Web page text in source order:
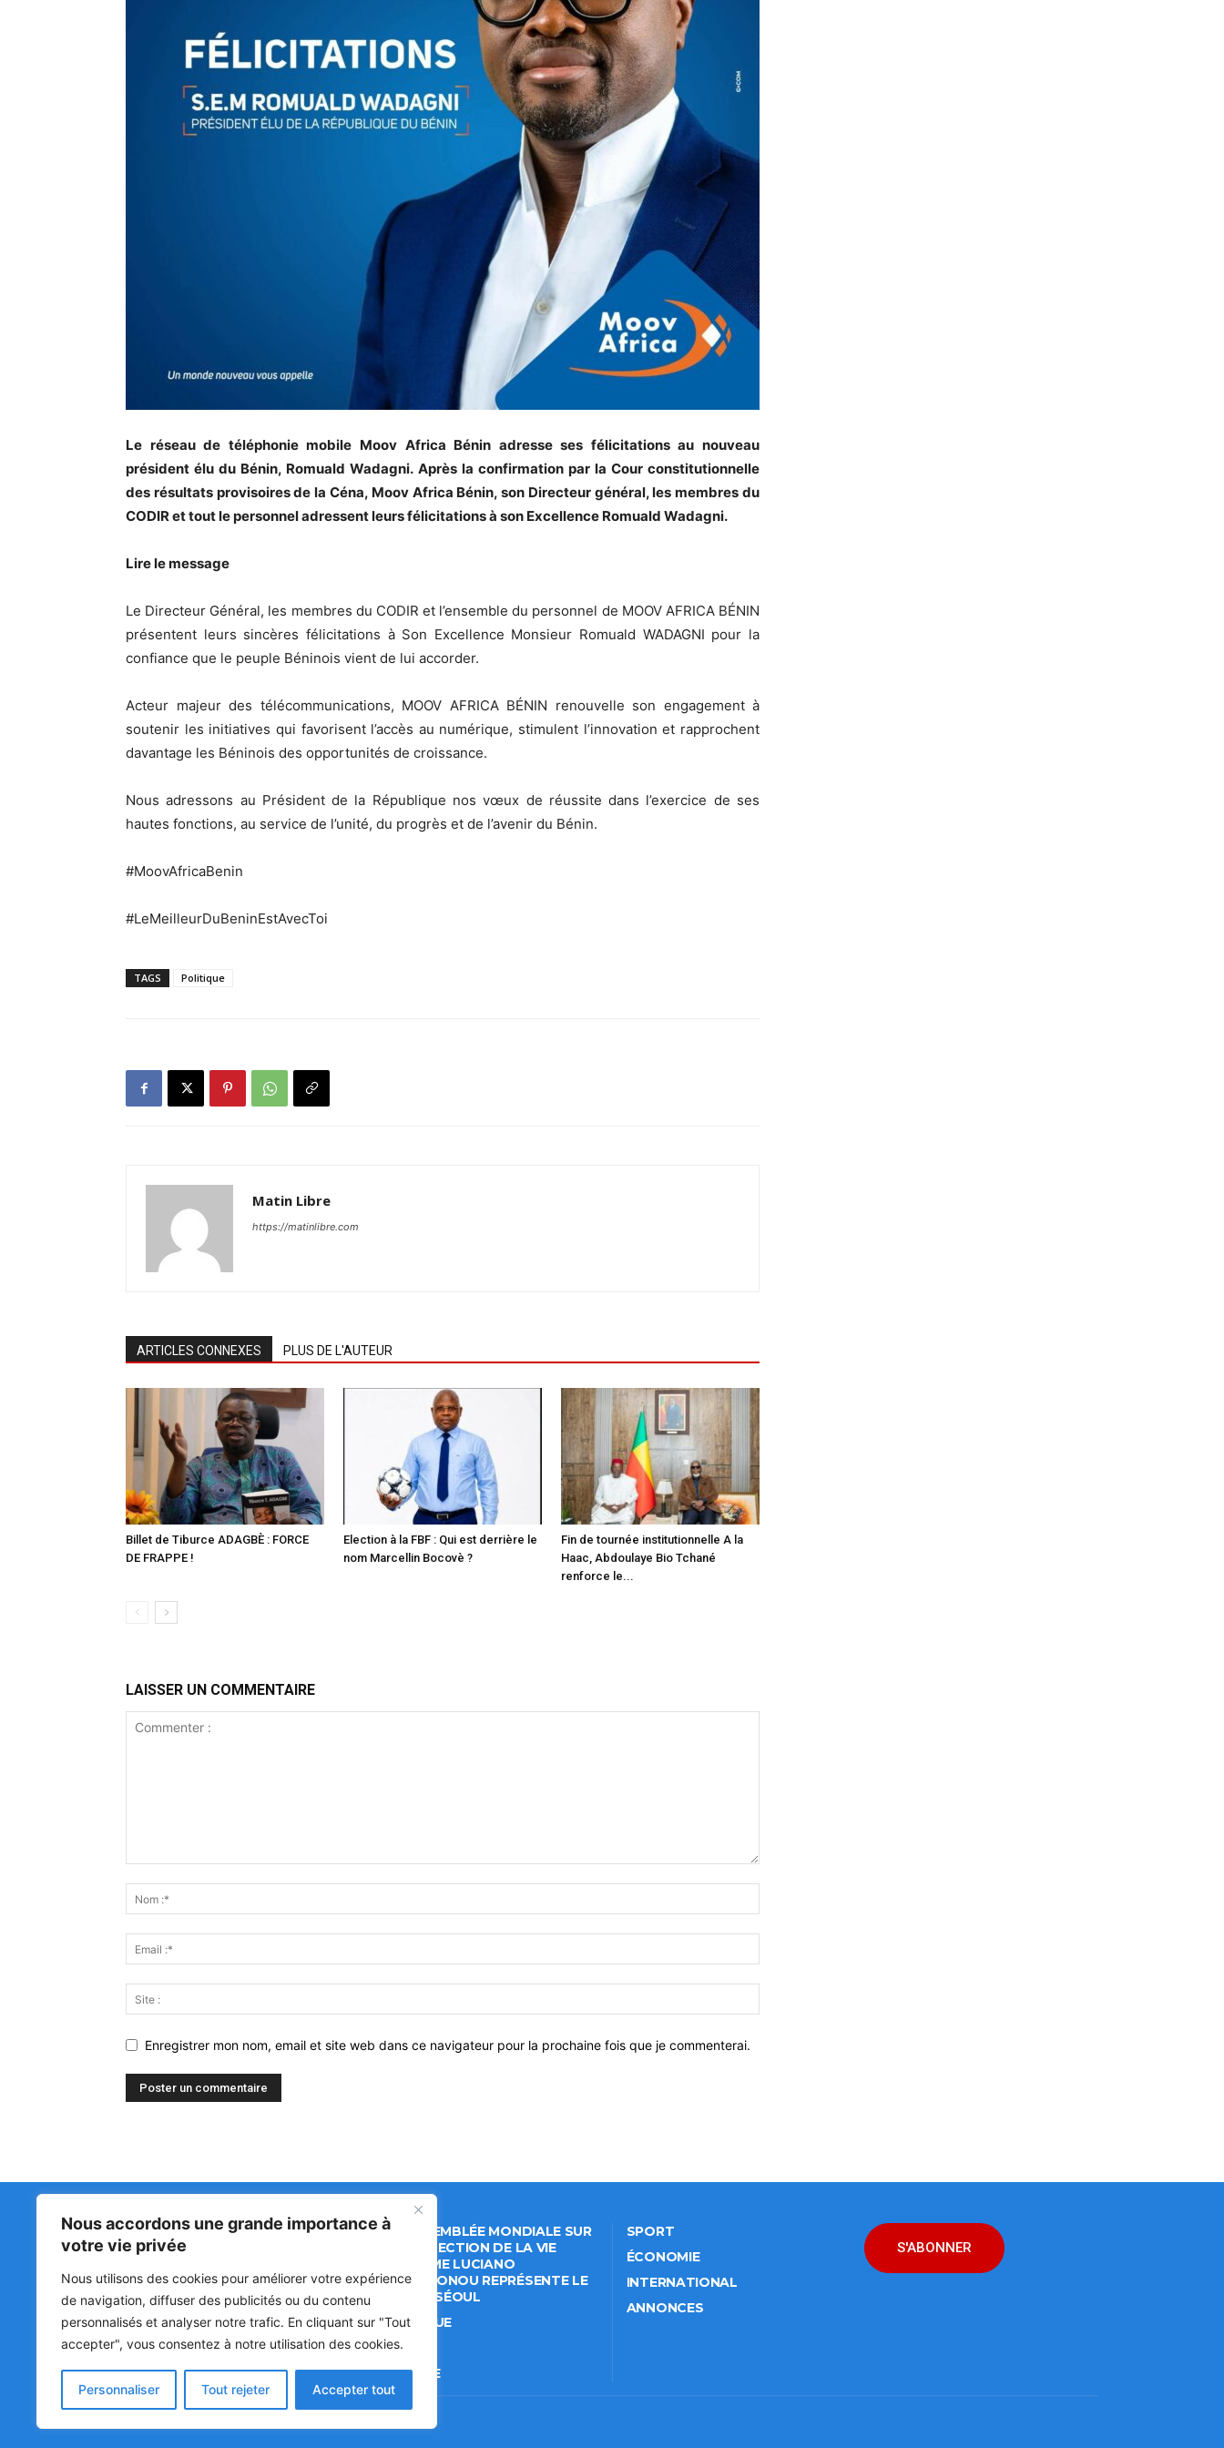
Nous accordons une grande importance à
votre vie privée
Nous utilisons des cookies pour améliorer votre expérience
de navigation, diffuser des publicités ou du contenu
personnalisés et analyser notre trafic. En cliquant sur "Tout
accepter", vous consentez à notre utilisation des cookies.
Personnaliser Tout rejeter Accepter tout
Le réseau de téléphonie mobile Moov Africa Bénin adresse ses félicitations au nouveau
président élu du Bénin, Romuald Wadagni. Après la confirmation par la Cour constitutionnelle
des résultats provisoires de la Céna, Moov Africa Bénin, son Directeur général, les membres du
CODIR et tout le personnel adressent leurs félicitations à son Excellence Romuald Wadagni.
Lire le message
Le Directeur Général, les membres du CODIR et l’ensemble du personnel de MOOV AFRICA BÉNIN
présentent leurs sincères félicitations à Son Excellence Monsieur Romuald WADAGNI pour la
confiance que le peuple Béninois vient de lui accorder.
Acteur majeur des télécommunications, MOOV AFRICA BÉNIN renouvelle son engagement à
soutenir les initiatives qui favorisent l’accès au numérique, stimulent l’innovation et rapprochent
davantage les Béninois des opportunités de croissance.
Nous adressons au Président de la République nos vœux de réussite dans l’exercice de ses
hautes fonctions, au service de l’unité, du progrès et de l’avenir du Bénin.
#MoovAfricaBenin
#LeMeilleurDuBeninEstAvecToi
TAGS Politique
Matin Libre
https://matinlibre.com
ARTICLES CONNEXES PLUS DE L'AUTEUR
Billet de Tiburce ADAGBÈ : FORCE
DE FRAPPE !
Election à la FBF : Qui est derrière le
nom Marcellin Bocovè ?
Fin de tournée institutionnelle A la
Haac, Abdoulaye Bio Tchané
renforce le...
LAISSER UN COMMENTAIRE
Enregistrer mon nom, email et site web dans ce navigateur pour la prochaine fois que je commenterai.
Matin Libre
Premiers sur l'info !
47ᵉ ASSEMBLÉE MONDIALE SUR
LA PROTECTION DE LA VIE
PRIVÉE: ME LUCIANO
HOUNKPONOU REPRÉSENTE LE
BÉNIN À SÉOUL
POLITIQUE
SOCIÉTÉ
CULTURE
SPORT
ÉCONOMIE
INTERNATIONAL
ANNONCES
S'ABONNER